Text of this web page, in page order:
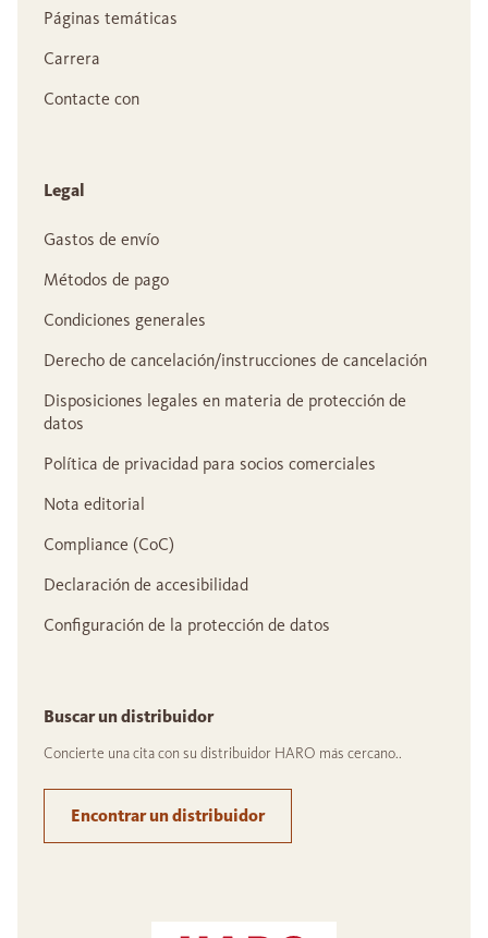
Páginas temáticas
Carrera
Contacte con
Legal
Gastos de envío
Métodos de pago
Condiciones generales
Derecho de cancelación/instrucciones de cancelación
Disposiciones legales en materia de protección de
datos
Política de privacidad para socios comerciales
Nota editorial
Compliance (CoC)
Declaración de accesibilidad
Configuración de la protección de datos
Buscar un distribuidor
Concierte una cita con su distribuidor HARO más cercano..
Encontrar un distribuidor